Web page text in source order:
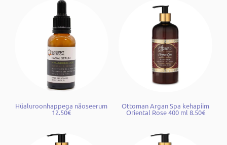
Hüaluroonhappega näoseerum
12.50€
Ottoman Argan Spa kehapiim
Oriental Rose 400 ml 8.50€